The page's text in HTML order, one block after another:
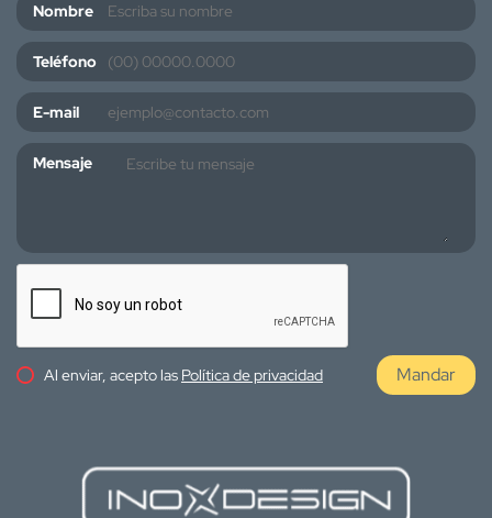
Nombre
Teléfono
E-mail
Mensaje
Al enviar, acepto las Política de privacidad Mandar